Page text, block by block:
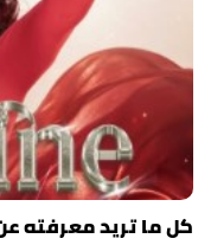
كل ما تريد معرفته